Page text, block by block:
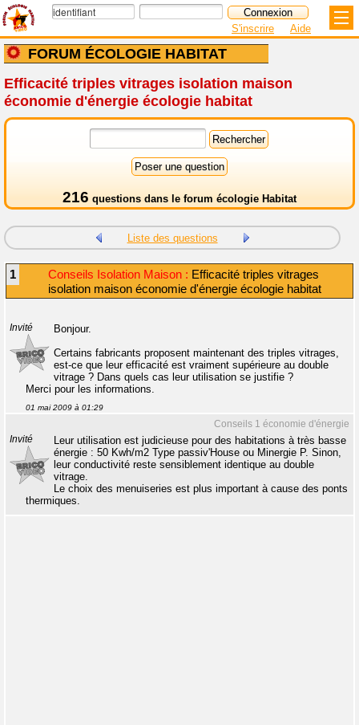
FORUM ÉCOLOGIE HABITAT
S'inscrire Aide
Efficacité triples vitrages isolation maison
économie d'énergie écologie habitat
216 questions dans le forum écologie Habitat
Liste des questions
1 Conseils Isolation Maison : Efficacité triples vitrages
isolation maison économie d'énergie écologie habitat
Invité
Bonjour.
Certains fabricants proposent maintenant des triples vitrages,
est-ce que leur efficacité est vraiment supérieure au double
vitrage ? Dans quels cas leur utilisation se justifie ?
Merci pour les informations.
01 mai 2009 à 01:29
Conseils 1 économie d'énergie
Invité
Leur utilisation est judicieuse pour des habitations à très basse
énergie : 50 Kwh/m2 Type passiv'House ou Minergie P. Sinon,
leur conductivité reste sensiblement identique au double
vitrage.
Le choix des menuiseries est plus important à cause des ponts
thermiques.